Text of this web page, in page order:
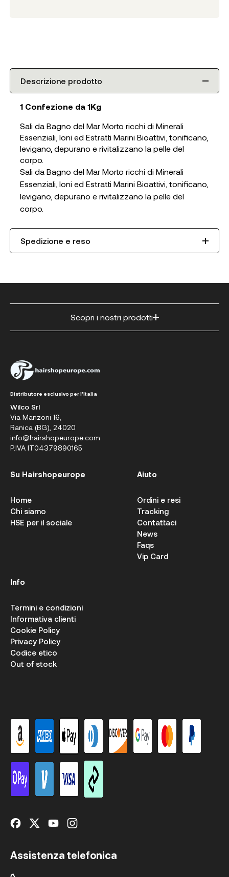
Descrizione prodotto
1 Confezione da 1Kg
Sali da Bagno del Mar Morto ricchi di Minerali
Essenziali, Ioni ed Estratti Marini Bioattivi, tonificano,
levigano, depurano e rivitalizzano la pelle del
corpo.
Sali da Bagno del Mar Morto ricchi di Minerali
Essenziali, Ioni ed Estratti Marini Bioattivi, tonificano,
levigano, depurano e rivitalizzano la pelle del
corpo.
Spedizione e reso
Scopri i nostri prodotti
Distributore esclusivo per l'Italia
Wilco Srl
Via Manzoni 16,
Ranica (BG), 24020
info@hairshopeurope.com
P.IVA IT04379890165
Su Hairshopeurope
Home
Chi siamo
HSE per il sociale
Aiuto
Ordini e resi
Tracking
Contattaci
News
Faqs
Vip Card
Info
Termini e condizioni
Informativa clienti
Cookie Policy
Privacy Policy
Codice etico
Out of stock
Assistenza telefonica